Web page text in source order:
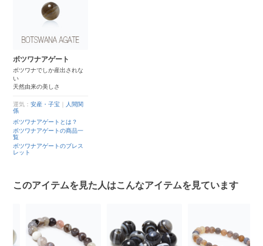
ボツワナアゲート
ボツワナでしか産出されな
い
天然由来の美しさ
運気：安産・子宝
人間関
係
ボツワナアゲートとは？
ボツワナアゲートの商品一
覧
ボツワナアゲートのブレス
レット
このアイテムを見た人はこんなアイテムを見ています